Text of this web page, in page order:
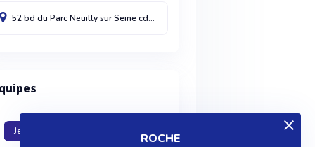
ROCHE
52 bd du ParcNeuilly sur Seine cdx
Je travaille dans cette entreprise